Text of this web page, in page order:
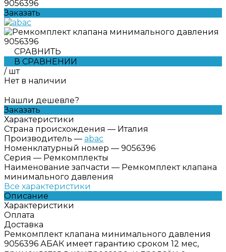
9056396
Заказать
СРАВНИТЬ
В СРАВНЕНИИ
/ шт
Нет в наличии
Нашли дешевле?
Заказать
Характеристики
Страна происхождения — Италия
Производитель — abac
Номенклатурный номер — 9056396
Серия — Ремкомплекты
Наименование запчасти — Ремкомплект клапана
минимального давления
Все характеристики
Описание
Характеристики
Оплата
Доставка
Ремкомплект клапана минимального давления
9056396 АБАК имеет гарантию сроком 12 мес,